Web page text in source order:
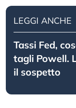
LEGGI ANCHE
Tassi Fed,
tagli Powell.
il sospetto